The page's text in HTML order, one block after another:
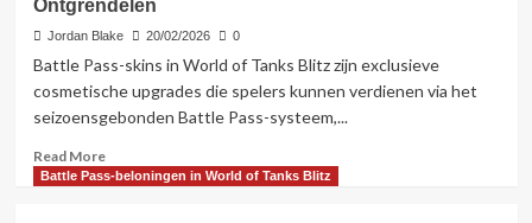
Rewards
in
of
Tanks
Blitz:
seizoenen,
Verzamelaarsitems,
Ontgrendelen
Jordan Blake 20/02/2026 0
Battle Pass-skins in World of Tanks Blitz zijn exclusieve
cosmetische upgrades die spelers kunnen verdienen via het
seizoensgebonden Battle Pass-systeem,...
Read MoreRead
more
Battle Pass-beloningen in World of Tanks Blitz